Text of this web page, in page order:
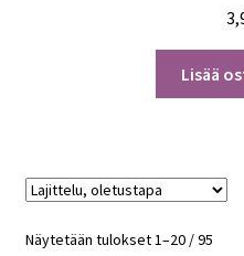
Lisää
Näytetään tulokset 1–20 / 95